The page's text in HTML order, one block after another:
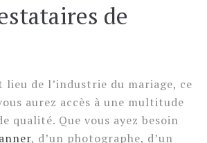
de
lieu de l’industrie du mariage, ce
aurez accès à une multitude
qualité. Que vous ayez besoin
, d’un photographe, d’un